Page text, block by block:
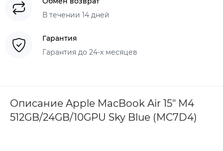
В течении 14 дней
Гарантия
Гарантия до 24-х месяцев
Описание Apple MacBook Air 15" M4
512GB/24GB/10GPU Sky Blue (MC7D4)